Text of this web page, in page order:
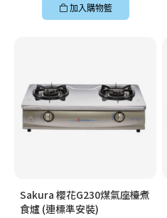
加入購物籃
Sakura 櫻花G230煤氣座檯煮
食爐 (連標準安裝)